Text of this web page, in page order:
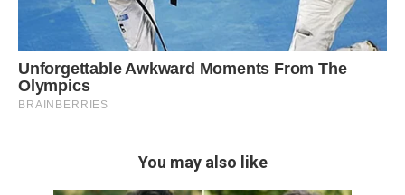
You may also like